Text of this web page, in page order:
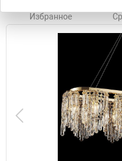
Избранное